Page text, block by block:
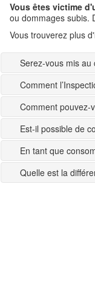
Vous êtes victime
ou dommages subis.
Vous trouverez plus
Serez-vous mis
Comment
Comment pouvez-
Est-il possible de
En tant que
Quelle est la